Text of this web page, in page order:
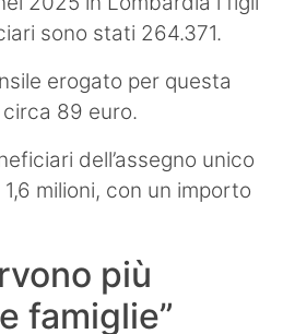
sono stati 264.371.
erogato per questa
89 euro.
dell’assegno unico
milioni, con un importo
più
famiglie”